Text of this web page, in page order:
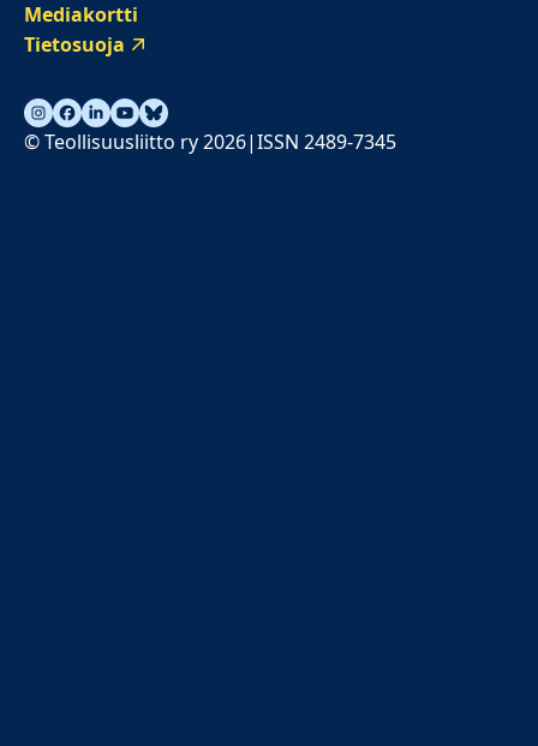
Mediakortti
Tietosuoja
© Teollisuusliitto ry 2026|ISSN 2489-7345